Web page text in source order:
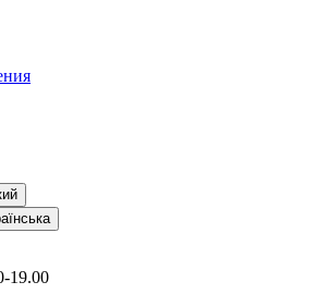
19.00